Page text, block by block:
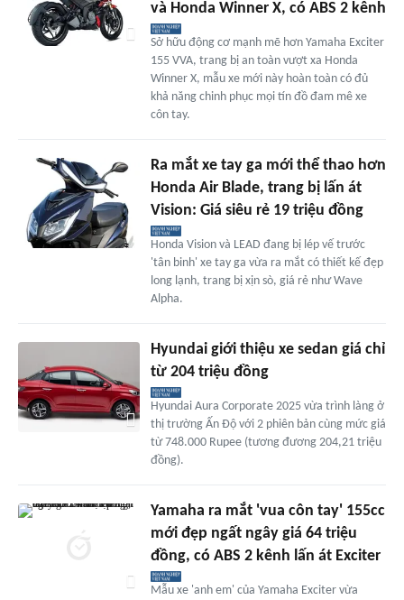
và Honda Winner X, có ABS 2 kênh
Sở hữu động cơ mạnh mẽ hơn Yamaha Exciter
155 VVA, trang bị an toàn vượt xa Honda
Winner X, mẫu xe mới này hoàn toàn có đủ
khả năng chinh phục mọi tín đồ đam mê xe
côn tay.
Ra mắt xe tay ga mới thể thao hơn
Honda Air Blade, trang bị lấn át
Vision: Giá siêu rẻ 19 triệu đồng
Honda Vision và LEAD đang bị lép vế trước
'tân binh' xe tay ga vừa ra mắt có thiết kế đẹp
long lạnh, trang bị xịn sò, giá rẻ như Wave
Alpha.
Hyundai giới thiệu xe sedan giá chỉ
từ 204 triệu đồng
Hyundai Aura Corporate 2025 vừa trình làng ở
thị trường Ấn Độ với 2 phiên bản cùng mức giá
từ 748.000 Rupee (tương đương 204,21 triệu
đồng).
Yamaha ra mắt 'vua côn tay' 155cc
mới đẹp ngất ngây giá 64 triệu
đồng, có ABS 2 kênh lấn át Exciter
Mẫu xe 'anh em' của Yamaha Exciter vừa